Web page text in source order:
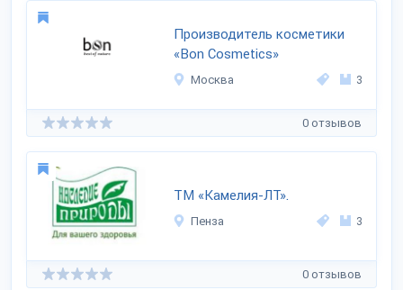
Производитель косметики
«Bon Cosmetics»
Москва 3
0 отзывов
ТМ «Камелия-ЛТ».
Пенза 3
0 отзывов